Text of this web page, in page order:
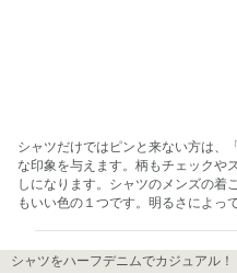
シャツだけではピンと来ない方は、
な印象を与えます。柄もチェックや
しになります。シャツのメンズの着
もいい色の１つです。明るさによっ
シャツをハーフデニムでカジュアル！